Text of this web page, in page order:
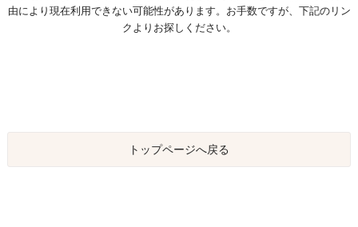
由により現在利用できない可能性があります。お手数ですが、下記のリン
クよりお探しください。
トップページへ戻る